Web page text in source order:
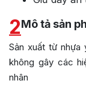
2Mô tả sản
Sản xuất từ nhựa
không gây các
nhân